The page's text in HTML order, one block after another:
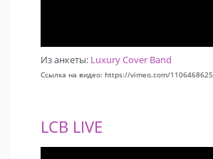
Из анкеты: Luxury Cover Band
Ссылка на видео: https://vimeo.com/1106468625
LCB LIVE